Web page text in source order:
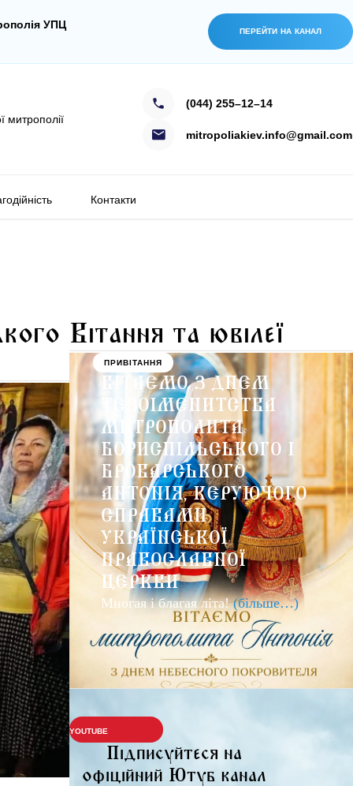
УПЦ
ПЕРЕЙТИ НА КАНАЛ
митрополії
(044) 255–12–14
mitropoliakiev.info@gmail.com
Контакти
Вітання та ювілеї
ПРИВІТАННЯ
ВІТАЄМО З ДНЕМ
ТЕЗОІМЕНИТСТВА
МИТРОПОЛИТА
БОРИСПІЛЬСЬКОГО І
БРОВАРСЬКОГО
АНТОНІЯ, КЕРУЮЧОГО
СПРАВАМИ
УКРАЇНСЬКОЇ
ПРАВОСЛАВНОЇ
ЦЕРКВИ
Многая і благая літа!(більше…)
YOUTUBE
Підписуйтеся на
офіційний Ютуб канал